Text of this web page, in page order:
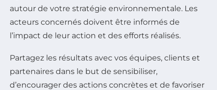
autour de votre stratégie environnementale. Les
acteurs concernés doivent être informés de
l’impact de leur action et des efforts réalisés.
Partagez les résultats avec vos équipes, clients et
partenaires dans le but de sensibiliser,
d’encourager des actions concrètes et de favoriser